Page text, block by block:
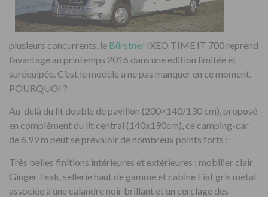
plusieurs concurrents, le Bürstner IXEO TIME IT 700 reprend
l’avantage au printemps 2016 dans une édition limitée et
suréquipée. C’est le modèle à ne pas manquer en ce moment.
POURQUOI ?
Au-delà du lit double de pavillon (200×140/130 cm), proposé
en complément du lit central (140x190cm), ce camping-car
de 6,99 m peut se prévaloir de nombreux points forts :
Très belles finitions intérieures et extérieures : mobilier clair
Ginger Teak, sellerie haut de gamme et cabine Fiat gris métal
associée à une calandre noir brillant et un cerclage des